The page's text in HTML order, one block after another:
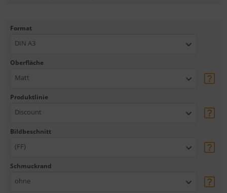
Format
DIN A3
Oberfläche
Matt
Produktlinie
Discount
Bildbeschnitt
(FF)
Schmuckrand
ohne